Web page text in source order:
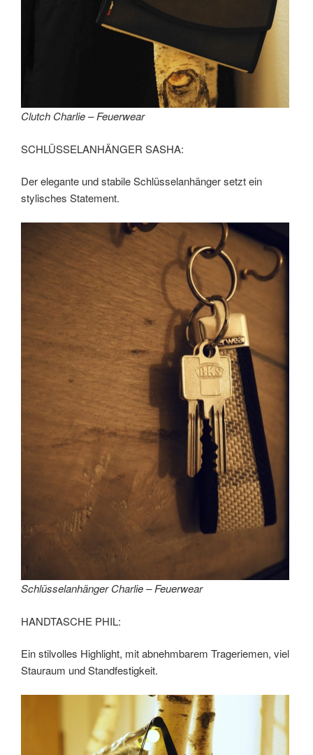
Clutch Charlie – Feuerwear
SCHLÜSSELANHÄNGER SASHA:
Der elegante und stabile Schlüsselanhänger setzt ein
stylisches Statement.
Schlüsselanhänger Charlie – Feuerwear
HANDTASCHE PHIL:
Ein stilvolles Highlight, mit abnehmbarem Trageriemen, viel
Stauraum und Standfestigkeit.